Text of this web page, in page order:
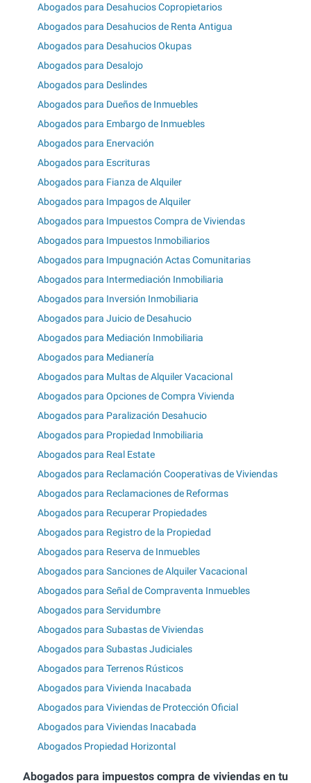
Abogados para Desahucios Copropietarios
Abogados para Desahucios de Renta Antigua
Abogados para Desahucios Okupas
Abogados para Desalojo
Abogados para Deslindes
Abogados para Dueños de Inmuebles
Abogados para Embargo de Inmuebles
Abogados para Enervación
Abogados para Escrituras
Abogados para Fianza de Alquiler
Abogados para Impagos de Alquiler
Abogados para Impuestos Compra de Viviendas
Abogados para Impuestos Inmobiliarios
Abogados para Impugnación Actas Comunitarias
Abogados para Intermediación Inmobiliaria
Abogados para Inversión Inmobiliaria
Abogados para Juicio de Desahucio
Abogados para Mediación Inmobiliaria
Abogados para Medianería
Abogados para Multas de Alquiler Vacacional
Abogados para Opciones de Compra Vivienda
Abogados para Paralización Desahucio
Abogados para Propiedad Inmobiliaria
Abogados para Real Estate
Abogados para Reclamación Cooperativas de Viviendas
Abogados para Reclamaciones de Reformas
Abogados para Recuperar Propiedades
Abogados para Registro de la Propiedad
Abogados para Reserva de Inmuebles
Abogados para Sanciones de Alquiler Vacacional
Abogados para Señal de Compraventa Inmuebles
Abogados para Servidumbre
Abogados para Subastas de Viviendas
Abogados para Subastas Judiciales
Abogados para Terrenos Rústicos
Abogados para Vivienda Inacabada
Abogados para Viviendas de Protección Oficial
Abogados para Viviendas Inacabada
Abogados Propiedad Horizontal
Abogados para impuestos compra de viviendas en tu